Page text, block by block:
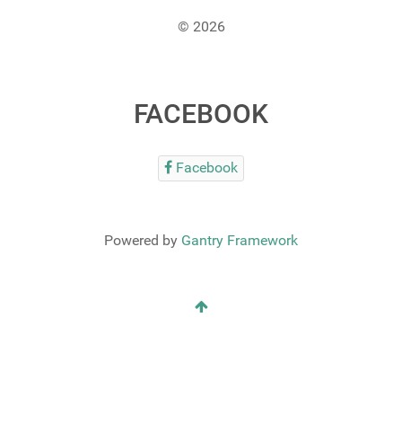
© 2026
FACEBOOK
Facebook
Powered by Gantry Framework